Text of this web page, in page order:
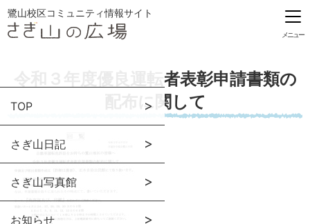
鷺山校区コミュニティ情報サイト
メニュー
TOP
さぎ山日記
さぎ山写真館
お知らせ
令和３年度優良運転者表彰申請書類の
配布に関して